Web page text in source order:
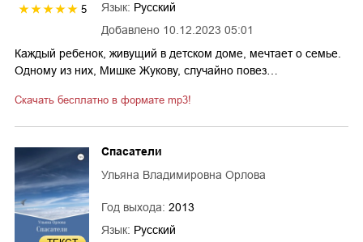
5
Добавлено 10.12.2023 05:01
Язык: Русский
Каждый ребенок, живущий в детском доме, мечтает о семье.
Одному из них, Мишке Жукову, случайно повез…
Скачать бесплатно в формате mp3!
Спасатели
Ульяна Владимировна Орлова
Год выхода: 2013
Язык: Русский